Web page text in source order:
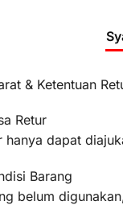
& Ketentuan
Retur
hanya dapat
Barang
belum